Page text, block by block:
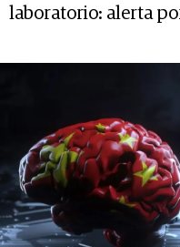
laboratorio: alerta